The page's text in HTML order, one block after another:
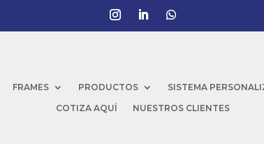
FRAMES PRODUCTOS SISTEMA
COTIZA AQUÍ
NUESTROS CLIENTES